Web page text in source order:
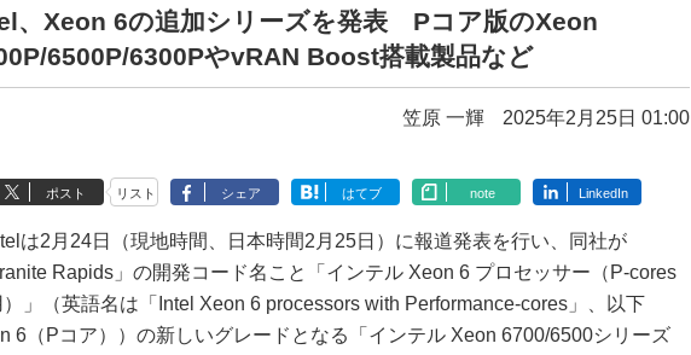
、Xeon 6の追加シリーズを発表 Pコア版のXeon
6500P/6300PやvRAN Boost搭載製品など
笠原 一輝 2025年2月25日 01:00
ポスト リスト シェア はてブ note LinkedIn
は2月24日（現地時間、日本時間2月25日）に報道発表を行い、同社が
Rapids」の開発コード名こと「インテル Xeon 6 プロセッサー（P-cores
」（英語名は「Intel Xeon 6 processors with Performance-cores」、以下
6（Pコア））の新しいグレードとなる「インテル Xeon 6700/6500シリーズ